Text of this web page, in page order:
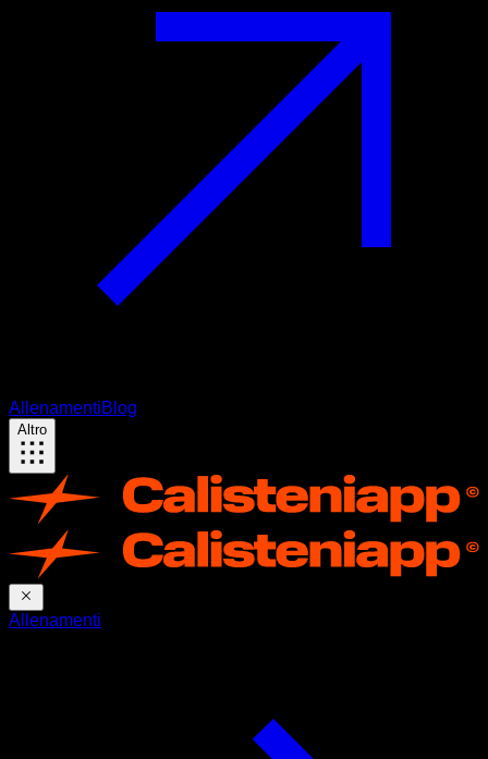
AllenamentiBlog
Altro
Allenamenti